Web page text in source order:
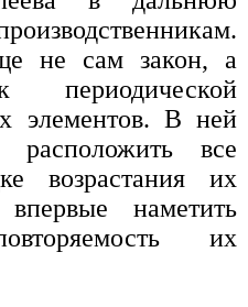
не сам закон, а
периодической
элементов. В ней
расположить все
возрастания их
наметить
их